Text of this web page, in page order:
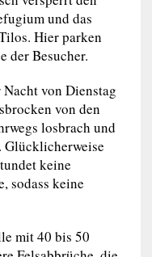
und das
Hier parken
der Besucher.
von Dienstag
von den
losbrach und
Glücklicherweise
keine
sodass keine
mit 40 bis 50